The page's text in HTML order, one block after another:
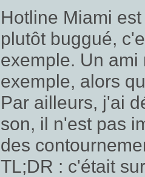
Hotline Miami
plutôt buggué,
exemple. Un
exemple, alors
Par ailleurs, j'ai
son, il n'est pas
des
TL;DR : c'était